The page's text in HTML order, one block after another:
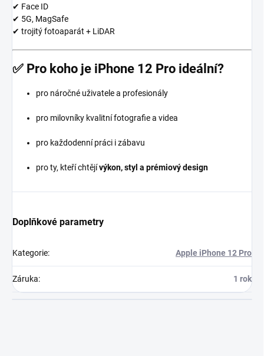
✔ Face ID
✔ 5G, MagSafe
✔ trojitý fotoaparát + LiDAR
✅ Pro koho je iPhone 12 Pro ideální?
pro náročné uživatele a profesionály
pro milovníky kvalitní fotografie a videa
pro každodenní práci i zábavu
pro ty, kteří chtějívýkon, styl a prémiový design
Doplňkové parametry
Kategorie: Apple iPhone 12 Pro
Záruka: 1 rok